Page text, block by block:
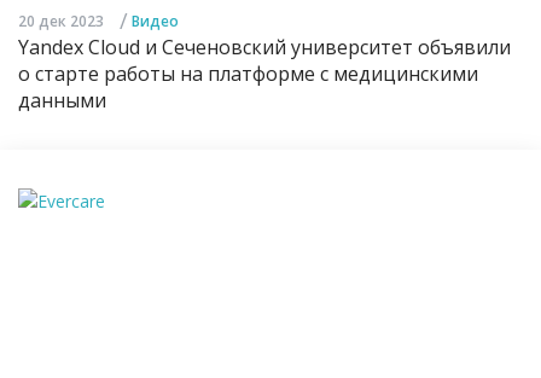
20 дек 2023 / Видео
Yandex Cloud и Сеченовский университет объявили
о старте работы на платформе с медицинскими
данными